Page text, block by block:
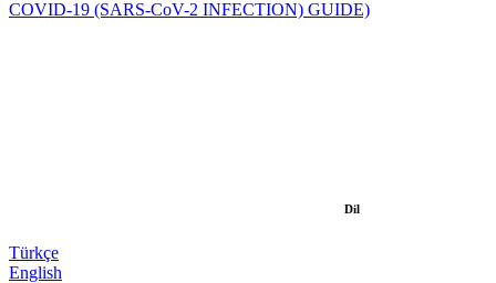
COVID-19 (SARS-CoV-2 INFECTION) GUIDE)
Dil
Türkçe
English